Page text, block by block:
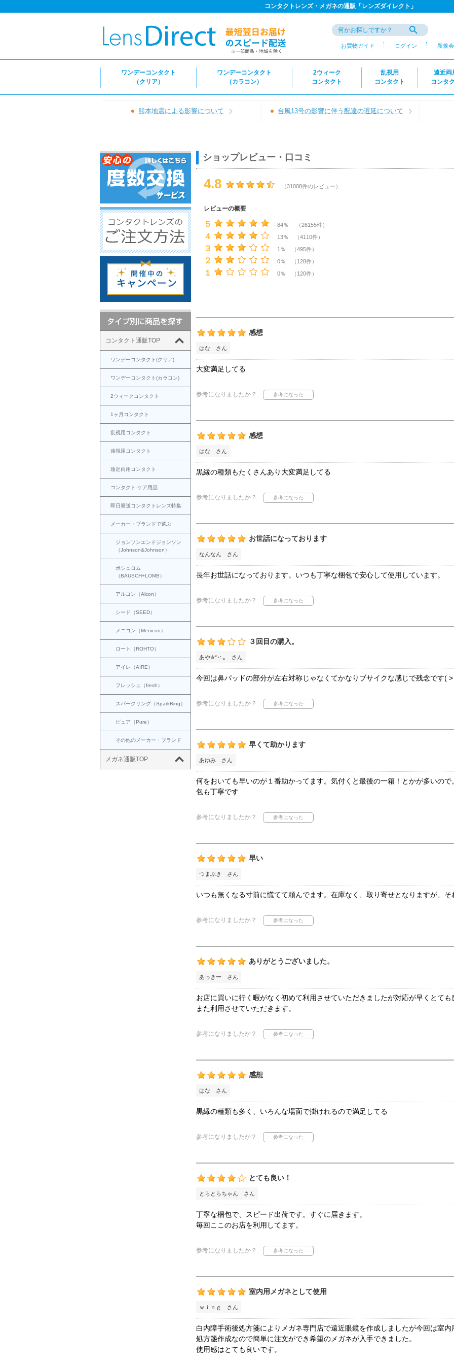
コンタクトレンズ・メガネの通販「レンズダイレクト」
お買物ガイド ログイン 新規
ワンデーコンタクト
（クリア）
ワンデーコンタクト
（カラコン）
2ウィーク
コンタクト
乱視用
コンタクト
遠近両
コンタ
熊本地震による影響について 台風13号の影響に伴う配達の遅延について
コンタクト通販TOP
ワンデーコンタクト(クリア)
ワンデーコンタクト(カラコン)
2ウィークコンタクト
1ヶ月コンタクト
乱視用コンタクト
遠視用コンタクト
遠近両用コンタクト
コンタクト ケア用品
即日発送コンタクトレンズ特集
メーカー・ブランドで選ぶ
ジョンソンエンドジョンソン
（Johnson&Johnson）
ボシュロム
（BAUSCH+LOMB）
アルコン（Alcon）
シード（SEED）
メニコン（Menicon）
ロート（ROHTO）
アイレ（AIRE）
フレッシュ（fresh）
スパークリング（SparkRing）
ピュア（Pure）
その他のメーカー・ブランド
メガネ通販TOP
ショップレビュー・口コミ
4.8 （31008件のレビュー）
レビューの概要
５ 84％ （26155件）
４ 13％ （4110件）
３ 1％ （495件）
２ 0％ （128件）
１ 0％ （120件）
感想
はな さん
大変満足してる
参考になりましたか？
感想
はな さん
黒縁の種類もたくさんあり大変満足してる
参考になりましたか？
お世話になっております
なんなん さん
長年お世話になっております。いつも丁寧な梱包で安心して使用しています。
参考になりましたか？
３回目の購入。
あや✯*･:.｡ さん
今回は鼻パッドの部分が左右対称じゃなくてかなりブサイクな感じで残念です(
参考になりましたか？
早くて助かります
あゆみ さん
何をおいても早いのが１番助かってます。気付くと最後の一箱！とかが多いの
包も丁寧です
参考になりましたか？
早い
つまぶき さん
いつも無くなる寸前に慌てて頼んでます。在庫なく、取り寄せとなりますが、そ
参考になりましたか？
ありがとうございました。
あっきー さん
お店に買いに行く暇がなく初めて利用させていただきましたが対応が早くとても
また利用させていただきます。
参考になりましたか？
感想
はな さん
黒縁の種類も多く、いろんな場面で掛けれるので満足してる
参考になりましたか？
とても良い！
とらとらちゃん さん
丁寧な梱包で、スピード出荷です。すぐに届きます。
毎回ここのお店を利用してます。
参考になりましたか？
室内用メガネとして使用
ｗｉｎｇ さん
白内障手術後処方箋によりメガネ専門店で遠近眼鏡を作成しましたが今回は室内
処方箋作成なので簡単に注文ができ希望のメガネが入手できました。
使用感はとても良いです。